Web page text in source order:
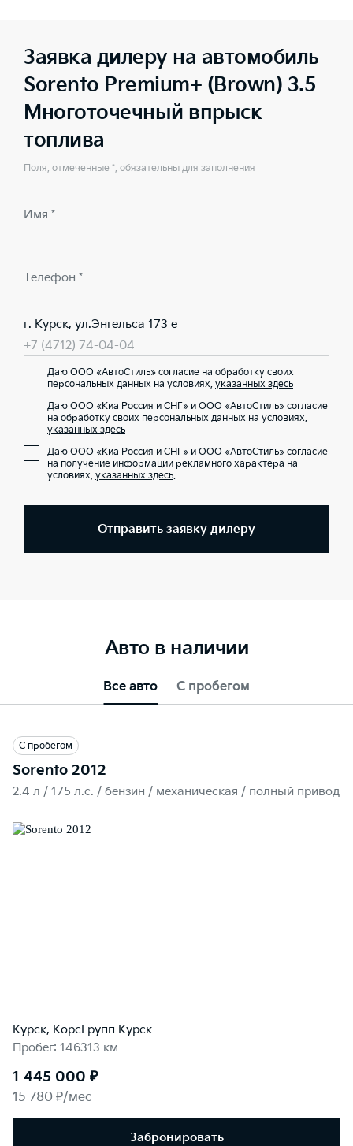
Заявка дилеру на автомобиль
Sorento Premium+ (Brown) 3.5
Многоточечный впрыск
топлива
Поля, отмеченные *, обязательны для заполнения
Имя *
Телефон *
г. Курск, ул.Энгельса 173 е
+7 (4712) 74-04-04
Даю ООО «АвтоСтиль» согласие на обработку своих
персональных данных на условиях, указанных здесь
Даю ООО «Киа Россия и СНГ» и ООО «АвтоСтиль» согласие
на обработку своих персональных данных на условиях,
указанных здесь
Даю ООО «Киа Россия и СНГ» и ООО «АвтоСтиль» согласие
на получение информации рекламного характера на
условиях, указанных здесь.
Отправить заявку дилеру
Авто в наличии
Все авто С пробегом
С пробегом
Sorento 2012
2.4 л / 175 л.c. / бензин / механическая / полный привод
Курск, КорсГрупп Курск
Пробег: 146313 км
1 445 000 ₽
15 780 ₽/мес
Забронировать